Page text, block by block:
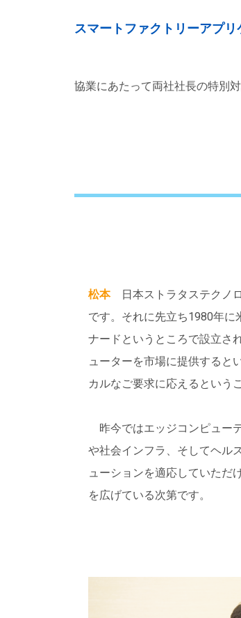
スマートファクトリーアプリ
協業にあたって両社社長の特別
松本日本ストラタステクノ
です。それに先立ち1980年に
ナードというところで設立さ
ューターを市場に提供すると
カルなご要求に応えるという
昨今ではエッジコンピュー
や社会インフラ、そしてヘル
ューションを適応していただ
を広げている次第です。